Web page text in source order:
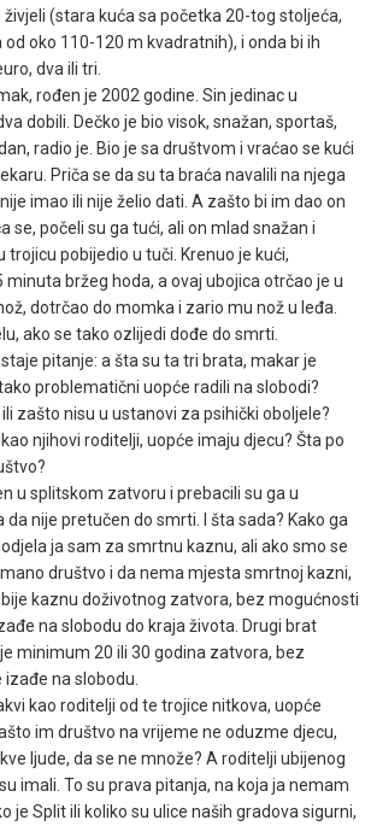
živjeli (stara kuća sa početka 20-tog stoljeća,
oko 110-120 m kvadratnih), i onda bi ih
dva ili tri.
rođen je 2002 godine. Sin jedinac u
dobili. Dečko je bio visok, snažan, sportaš,
radio je. Bio je sa društvom i vraćao se kući
Priča se da su ta braća navalili na njega
imao ili nije želio dati. A zašto bi im dao on
se, počeli su ga tući, ali on mlad snažan i
trojicu pobijedio u tuči. Krenuo je kući,
minuta bržeg hoda, a ovaj ubojica otrčao je u
dotrčao do momka i zario mu nož u leđa.
ako se tako ozlijedi dođe do smrti.
pitanje: a šta su ta tri brata, makar je
problematični uopće radili na slobodi?
zašto nisu u ustanovi za psihički oboljele?
njihovi roditelji, uopće imaju djecu? Šta po
u splitskom zatvoru i prebacili su ga u
da nije pretučen do smrti. I šta sada? Kako ga
ja sam za smrtnu kaznu, ali ako smo se
društvo i da nema mjesta smrtnoj kazni,
kaznu doživotnog zatvora, bez mogućnosti
na slobodu do kraja života. Drugi brat
minimum 20 ili 30 godina zatvora, bez
na slobodu.
kao roditelji od te trojice nitkova, uopće
im društvo na vrijeme ne oduzme djecu,
ljude, da se ne množe? A roditelji ubijenog
imali. To su prava pitanja, na koja ja nemam
je Split ili koliko su ulice naših gradova sigurni,